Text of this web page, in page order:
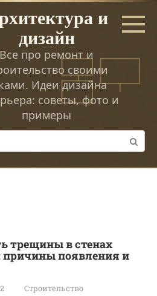
и
дизайн
Все про ремонт и
своими
Идеи дизайна
советы, фото и
примеры
трещины в стенах
причины появления и
Строительство